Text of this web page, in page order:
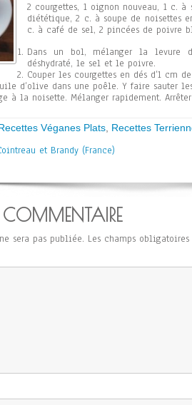
2 courgettes, 1 oignon nouveau, 1 c.
diététique, 2 c. à soupe de noisettes
c. à café de sel, 2 pincées de poivre
Dans un bol, mélanger la levure
déshydraté, le sel et le poivre.
Couper les courgettes en dés d’1 cm
d’olive dans une poêle. Y faire sauter
à la noisette. Mélanger rapidement.
Véganes Plats Recettes
et Brandy (France)
COMMENTAIRE
sera pas publiée. Les champs